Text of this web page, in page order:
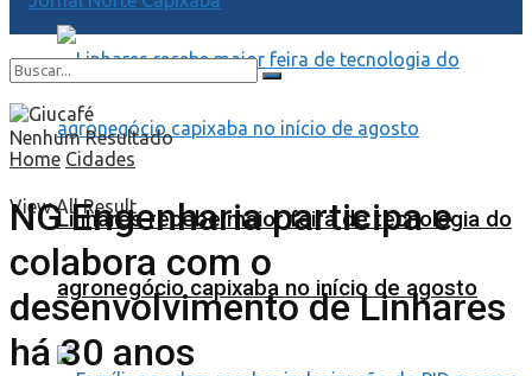
Linhares recebe maior feira de tecnologia do
agronegócio capixaba no início de agosto
Nenhum Resultado
View All Result
Home Cidades
NG Engenharia participa e
colabora com o
desenvolvimento de Linhares
há 30 anos